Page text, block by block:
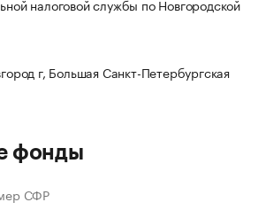
налоговой службы по Новгородской
г, Большая Санкт-Петербургская
фонды
СФР